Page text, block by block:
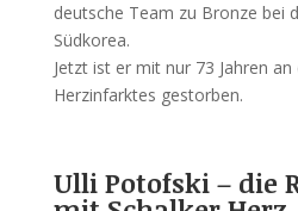
deutsche Team zu Bronze bei
Südkorea.
Jetzt ist er mit nur 73 Jahren
Herzinfarktes gestorben.
Ulli Potofski – die